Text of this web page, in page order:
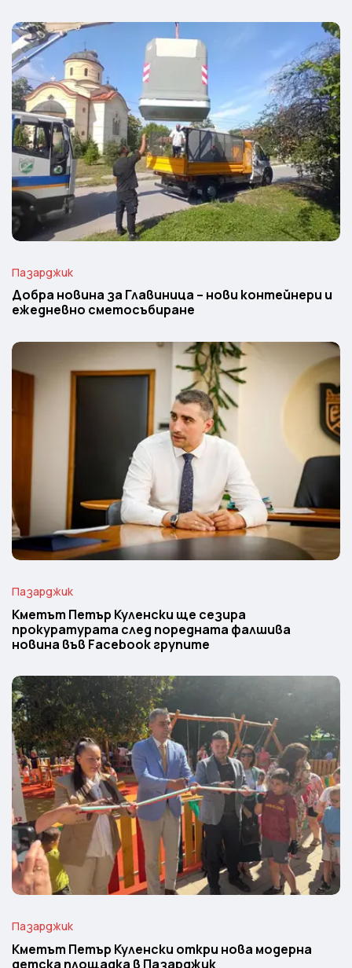
Пазарджик
Добра новина за Главиница – нови контейнери и
ежедневно сметосъбиране
Пазарджик
Кметът Петър Куленски ще сезира
прокуратурата след поредната фалшива
новина във Facebook групите
Пазарджик
Кметът Петър Куленски откри нова модерна
детска площадка в Пазарджик